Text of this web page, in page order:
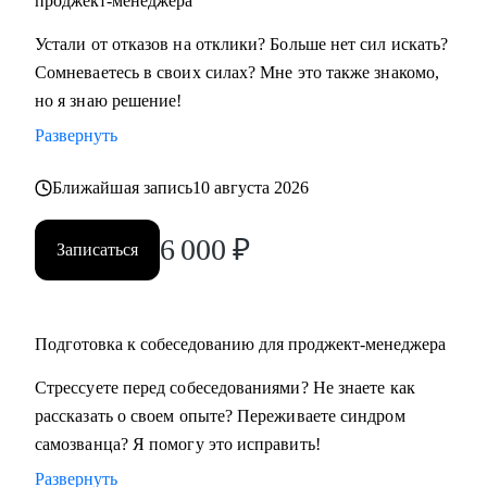
с нуля
• Проджект-менеджерам бизнеc-проектов в сферах:
розничной торговли, электронной коммерции, финтеха и
информационной безопасности
офиса
• Всем, кто хочет сменить карьеру и не знает с чего начать
• Тем, кто не ищет "успешный успех", а готов планомерно
и упорно работать над собой
Устали от отказов на отклики? Больше нет сил искать?
Сомневаетесь в своих силах? Мне это также знакомо,
но я знаю решение!
Развернуть
Ближайшая запись10 августа 2026
Записаться 6 000 ₽
Подготовка к собеседованию для проджект-менеджера
Стрессуете перед собеседованиями? Не знаете как
рассказать о своем опыте? Переживаете синдром
самозванца? Я помогу это исправить!
Развернуть